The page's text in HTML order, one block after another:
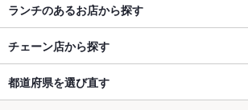
ランチのあるお店から探す
チェーン店から探す
都道府県を選び直す